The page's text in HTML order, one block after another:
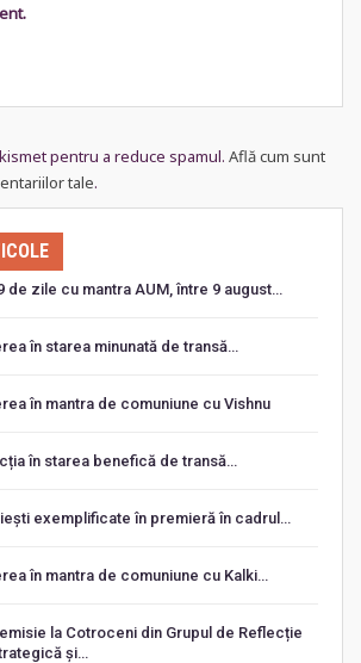
pentru a reduce spamul. Află cum sunt
tale.
de zile cu mantra AUM, între 9 august…
în starea minunată de transă…
în mantra de comuniune cu Vishnu
în starea benefică de transă…
exemplificate în premieră în cadrul…
în mantra de comuniune cu Kalki…
la Cotroceni din Grupul de Reflecție
și…